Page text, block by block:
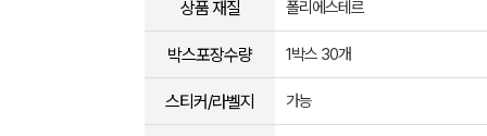
상품 재질 폴리에스테르
박스포장수량 1박스 30개
스티커/라벨지 가능